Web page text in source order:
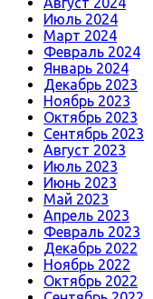
Июль 2024
Март 2024
Февраль 2024
Январь 2024
Декабрь 2023
Ноябрь 2023
Октябрь 2023
Сентябрь 2023
Август 2023
Июль 2023
Июнь 2023
Май 2023
Апрель 2023
Февраль 2023
Декабрь 2022
Ноябрь 2022
Октябрь 2022